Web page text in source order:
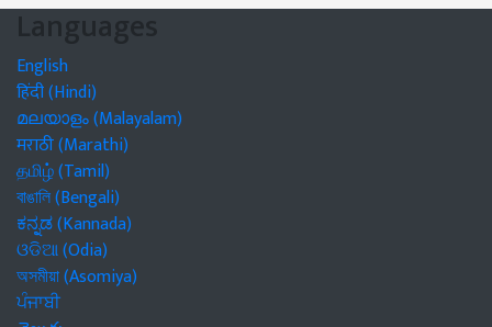
Languages
English
हिंदी (Hindi)
മലയാളം (Malayalam)
मराठी (Marathi)
தமிழ் (Tamil)
বাঙালি (Bengali)
ಕನ್ನಡ (Kannada)
ଓଡିଆ (Odia)
অসমীয়া (Asomiya)
ਪੰਜਾਬੀ